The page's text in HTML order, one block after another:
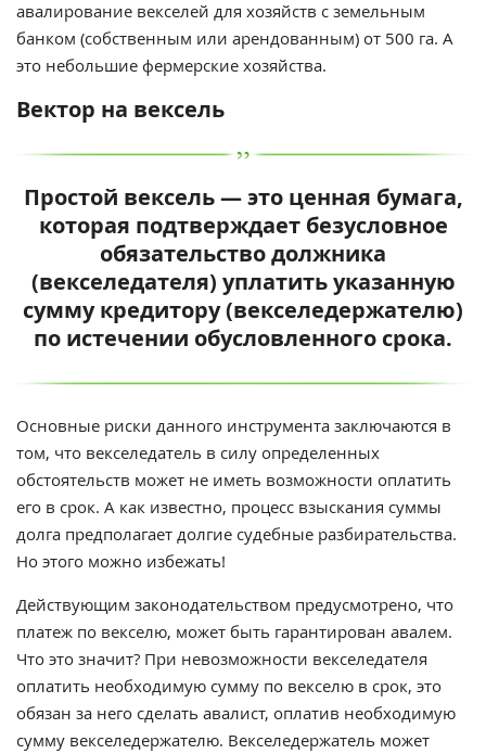
авалирование векселей для хозяйств с земельным
банком (собственным или арендованным) от 500 га. А
это небольшие фермерские хозяйства.
Вектор на вексель
Простой вексель — это ценная бумага,
которая подтверждает безусловное
обязательство должника
(векселедателя) уплатить указанную
сумму кредитору (векселедержателю)
по истечении обусловленного срока.
Основные риски данного инструмента заключаются в
том, что векселедатель в силу определенных
обстоятельств может не иметь возможности оплатить
его в срок. А как известно, процесс взыскания суммы
долга предполагает долгие судебные разбирательства.
Но этого можно избежать!
Действующим законодательством предусмотрено, что
платеж по векселю, может быть гарантирован авалем.
Что это значит? При невозможности векселедателя
оплатить необходимую сумму по векселю в срок, это
обязан за него сделать авалист, оплатив необходимую
сумму векселедержателю. Векселедержатель может